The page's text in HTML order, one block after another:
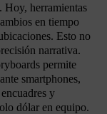
Hoy, herramientas
en tiempo
Esto no
narrativa.
permite
smartphones,
y
dólar en equipo.